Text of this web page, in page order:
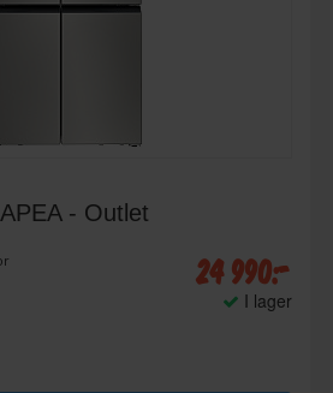
- Outlet
24 990:-
I lager